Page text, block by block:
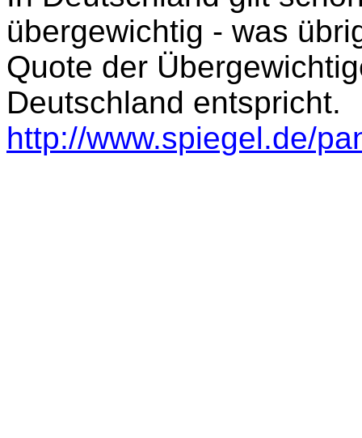
übergewichtig - was
Quote der
Deutschland entspricht.
http://www.spiegel.de/